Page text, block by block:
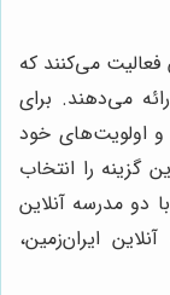
می‌کنند که
می‌دهند. برای
و اولویت‌های خود
گزینه را انتخاب
دو مدرسه آنلاین
ایران‌زمین،